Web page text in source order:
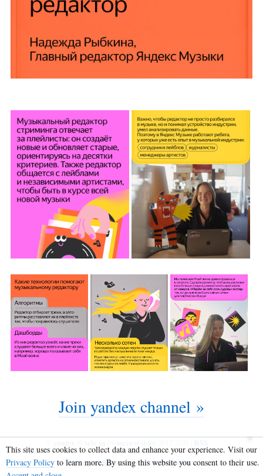
Join yandex channel »
yandex tele.ga success story
RSS
Веб-трансляция твоего телеграм канала!
This site uses cookies to collect data and enhance your experience. Visit our
Privacy Policy to learn more. By using this website you consent to their use.